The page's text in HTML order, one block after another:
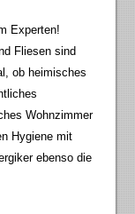
Experten!
Fliesen sind
ob heimisches
Wohnzimmer
Hygiene mit
ebenso die